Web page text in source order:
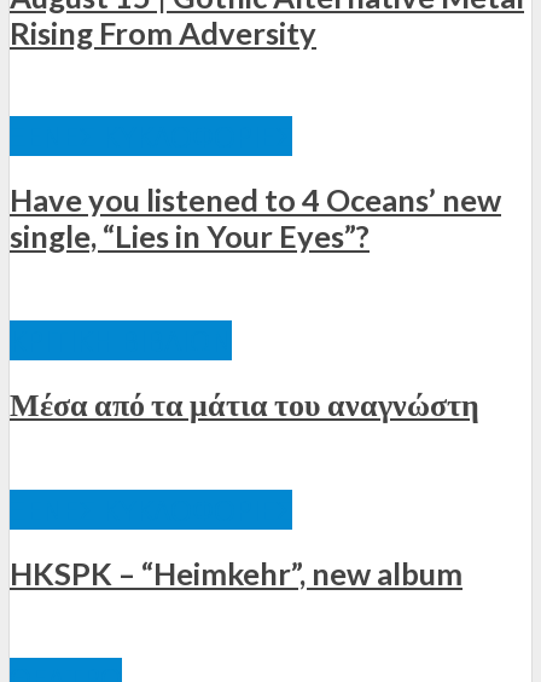
Rising From Adversity
Have you listened to 4 Oceans’ new
single, “Lies in Your Eyes”?
Μέσα από τα μάτια του αναγνώστη
HKSPK – “Heimkehr”, new album